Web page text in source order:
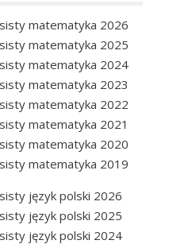
matematyka 2026
matematyka 2025
matematyka 2024
matematyka 2023
matematyka 2022
matematyka 2021
matematyka 2020
matematyka 2019
język polski 2026
język polski 2025
język polski 2024